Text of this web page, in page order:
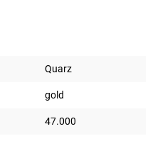
Quarz
gold
47.000